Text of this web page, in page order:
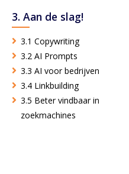
3. Aan de slag!
3.1 Copywriting
3.2 AI Prompts
3.3 AI voor bedrijven
3.4 Linkbuilding
3.5 Beter vindbaar in
zoekmachines